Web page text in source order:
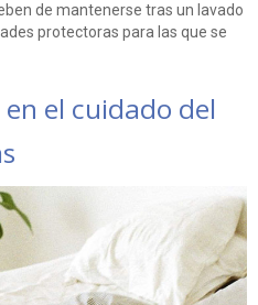
de mantenerse tras un lavado
protectoras para las que se
el cuidado del